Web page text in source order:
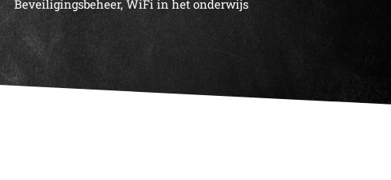
Beveiligingsbeheer,WiFi in het onderwijs